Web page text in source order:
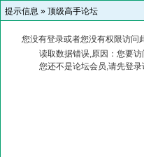
提示信息 » 顶级高手论坛
您没有登录或者您没有权限访问
读取数据错误,原因：您要
您还不是论坛会员,请先登录